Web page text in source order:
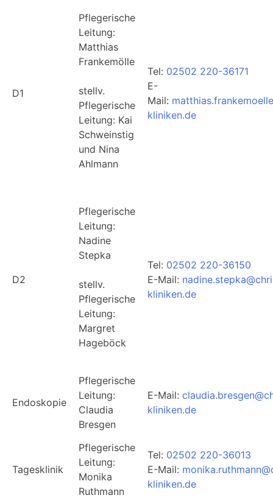
D1
Pflegerische
Leitung:
Matthias
Frankemölle
stellv.
Pflegerische
Leitung: Kai
Schweinstig
und Nina
Ahlmann
Tel: 02502 220-36171
E-
Mail:
kliniken.de
D2
Pflegerische
Leitung:
Nadine
Stepka
stellv.
Pflegerische
Leitung:
Margret
Hageböck
Tel: 02502 220-36150
E-Mail:
kliniken.de
Endoskopie
Pflegerische
Leitung:
Claudia
Bresgen
E-Mail:
kliniken.de
Tagesklinik
Pflegerische
Leitung:
Monika
Ruthmann
Tel: 02502 220-36013
E-Mail:
kliniken.de